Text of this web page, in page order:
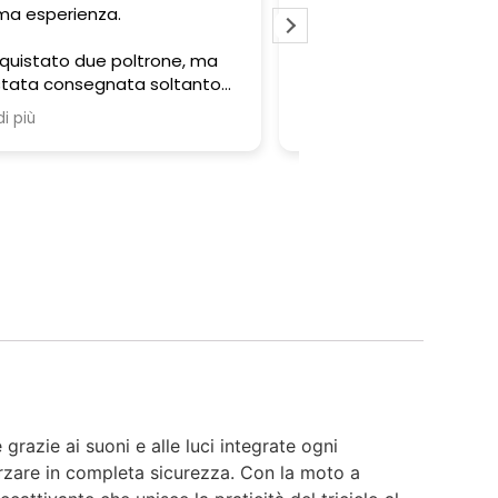
serio e professionale..
ai suoni e alle luci integrate ogni
in completa sicurezza. Con la moto a